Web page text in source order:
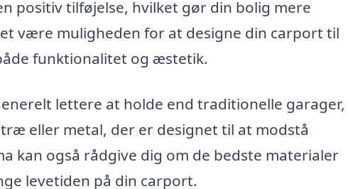
positiv tilføjelse, hvilket gør din bolig mere
være muligheden for at designe din carport til
funktionalitet og æstetik.
lettere at holde end traditionelle garager,
eller metal, der er designet til at modstå
kan også rådgive dig om de bedste materialer
levetiden på din carport.